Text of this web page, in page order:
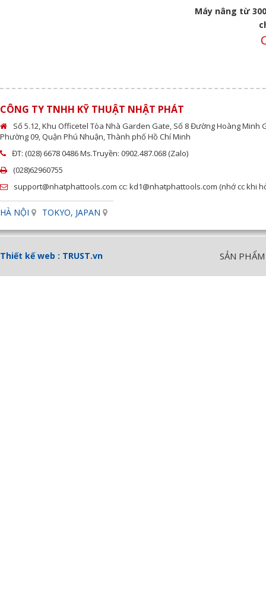
Máy nâng từ
CÔNG TY TNHH KỸ THUẬT NHẬT PHÁT
Số 5.12, Khu Officetel Tòa Nhà Garden Gate, Số 8 Đường Hoàng Minh
Phường 09, Quận Phú Nhuận, Thành phố Hồ Chí Minh
ĐT: (028) 6678 0486 Ms.Truyền: 0902.487.068 (Zalo)
(028)62960755
support@nhatphattools.com cc: kd1@nhatphattools.com (nhớ cc khi
HÀ NỘI TOKYO, JAPAN
Thiết kế web : TRUST.vn SẢN PHẨM